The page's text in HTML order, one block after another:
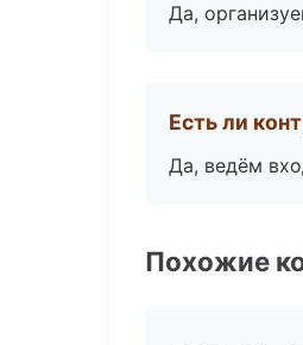
Да,
Есть ли
Да, ведём
Похожие